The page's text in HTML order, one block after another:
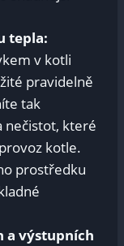
tepla:
v kotli
pravidelně
tak
nečistot, které
kotle.
prostředku
a výstupních